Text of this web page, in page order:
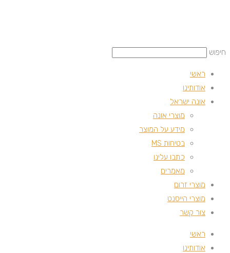
חיפוש
ראשי
אודותינו
אונה ישראל
מוצרי אונה
מידע על המוצר
בטיחות MS
כתבו עלינו
מאמרים
מוצרי זרום
מוצרי הייסנט
צור קשר
ראשי
אודותינו